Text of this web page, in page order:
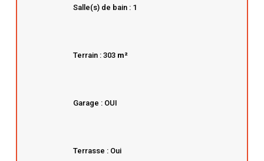
Salle(s) de bain : 1
Terrain : 303 m²
Garage : OUI
Terrasse : Oui